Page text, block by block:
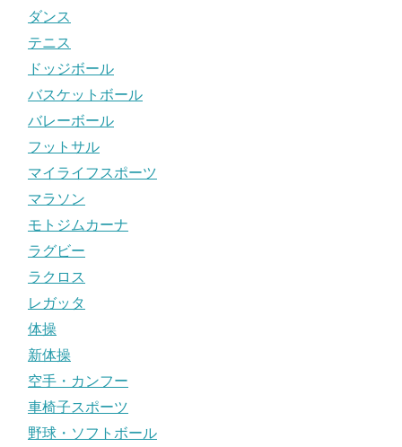
ダンス
テニス
ドッジボール
バスケットボール
バレーボール
フットサル
マイライフスポーツ
マラソン
モトジムカーナ
ラグビー
ラクロス
レガッタ
体操
新体操
空手・カンフー
車椅子スポーツ
野球・ソフトボール